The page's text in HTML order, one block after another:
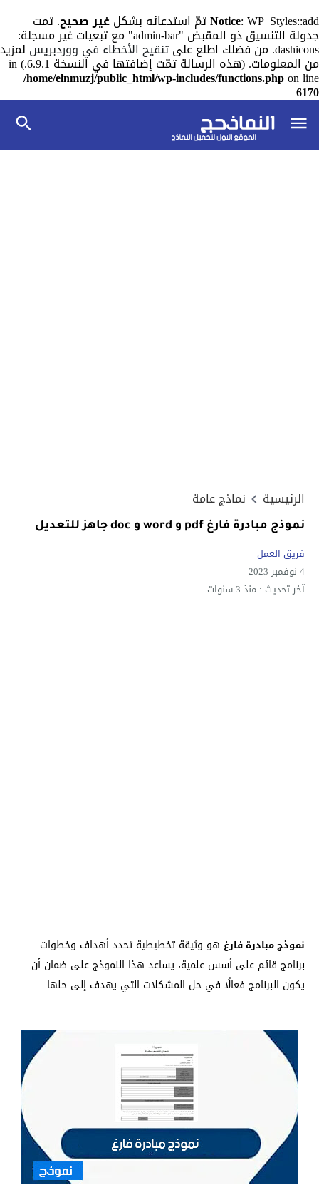
Notice: WP_Styles::add تمّ استدعائه بشكل غير صحيح. تمت
جدولة التنسيق ذو المقبض "admin-bar" مع تبعيات غير مسجلة:
dashicons. من فضلك اطلع على تنقيح الأخطاء في ووردبريس لمزيد
من المعلومات. (هذه الرسالة تمّت إضافتها في النسخة 6.9.1.) in
/home/elnmuzj/public_html/wp-includes/functions.phpon line
6170
الرئيسية نماذج عامة
نموذج مبادرة فارغ pdf و word و doc جاهز للتعديل
فريق العمل
4 نوفمبر 2023
آخر تحديث : منذ 3 سنوات
نموذج مبادرة فارغ هو وثيقة تخطيطية تحدد أهداف وخطوات
برنامج قائم على أسس علمية، يساعد هذا النموذج على ضمان أن
يكون البرنامج فعالًا في حل المشكلات التي يهدف إلى حلها.